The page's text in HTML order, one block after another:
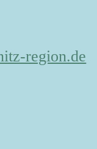
region.de